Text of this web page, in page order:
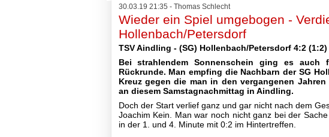
Fußball
Tabellen
Mannschaft
II-
Mannschaft
III-
30.03.19 21:35 - Thomas Schlecht
Wieder ein Spiel umgebogen -
Hollenbach/Petersdorf
TSV Aindling - (SG) Hollenbach/Petersdorf 4:2 (1:2)
Bei strahlendem Sonnenschein ging es
Rückrunde. Man empfing die Nachbarn der SG
Kreuz gegen die man in den vergangenen
an diesem Samstagnachmittag in Aindling.
Doch der Start verlief ganz und gar nicht nach dem
Joachim Kein. Man war noch nicht ganz bei der
in der 1. und 4. Minute mit 0:2 im Hintertreffen.